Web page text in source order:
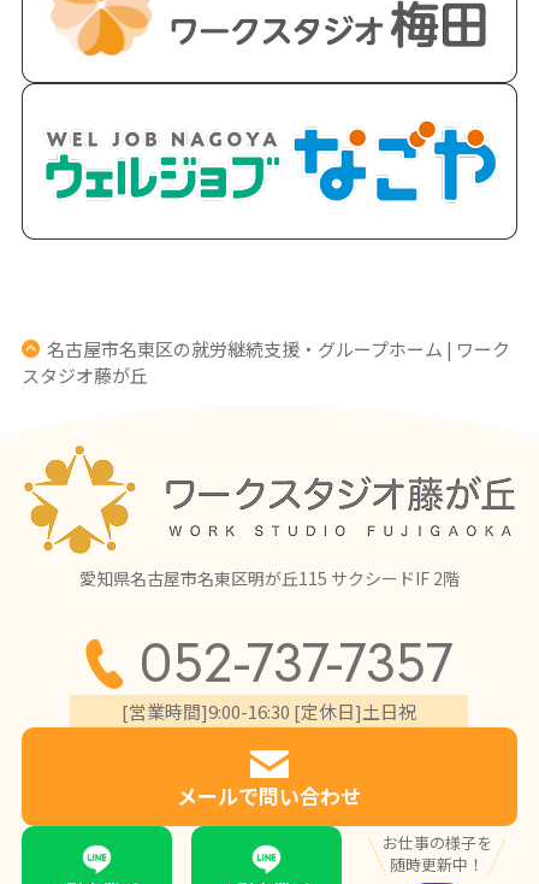
名古屋市名東区の就労継続支援・グループホーム | ワーク
スタジオ藤が丘
愛知県名古屋市名東区明が丘115 サクシードIF 2階
052-737-7357
[営業時間]9:00-16:30 [定休日]土日祝
メールで問い合わせ
お仕事の様子を
随時更新中！